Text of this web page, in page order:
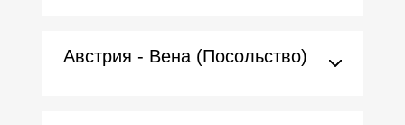
Австрия - Вена (Посольство)